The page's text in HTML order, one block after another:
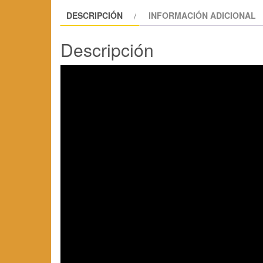
DESCRIPCIÓN INFORMACIÓN ADICIONAL
Descripción